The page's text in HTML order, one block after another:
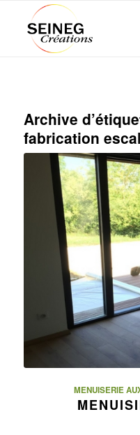
Archive
fabrication
MENUISERIE